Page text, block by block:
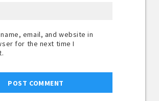
email, and website in
for the next time I